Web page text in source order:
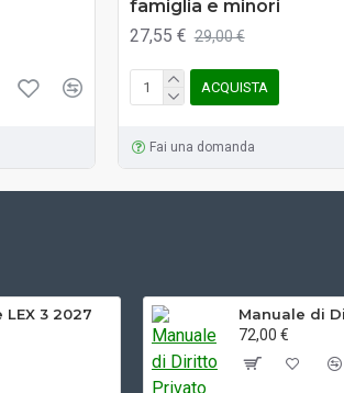
famiglia e minori
27,55 € 29,00 €
ACQUISTA
Fai una domanda
3 2027
72,00 €